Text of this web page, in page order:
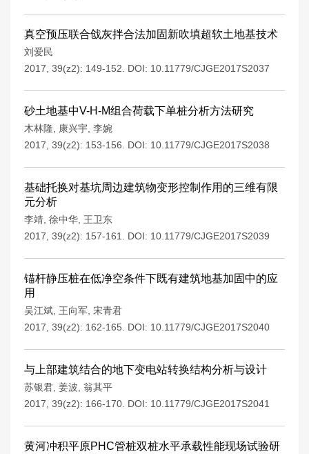
真空预压联合戗灰拌合法加固新吹填超软土地基技术
刘爱民
2017, 39(z2): 149-152.
DOI: 10.11779/CJGE2017S2037
砂土地基中V-H-M组合荷载下单桩分析方法研究
木林隆 康兴宇 李婉
2017, 39(z2): 153-156.
DOI: 10.11779/CJGE2017S2038
基础托换对基坑周边建筑物变形控制作用的三维有限
元分析
李靖 徐中华 王卫东
2017, 39(z2): 157-161.
DOI: 10.11779/CJGE2017S2039
锚杆静压桩在低净空条件下既有建筑地基加固中的应
用
吴江斌 王向军 宋青君
2017, 39(z2): 162-165.
DOI: 10.11779/CJGE2017S2040
与上部建筑结合的地下变电站转换结构分析与设计
苏银君 姜波 翁其平
2017, 39(z2): 166-170. DOI: 10.11779/CJGE2017S2041
黄河冲积平原PHC管桩双桩水平承载性能现场试验研